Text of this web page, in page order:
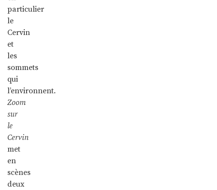
particulier
le
Cervin
et
les
sommets
qui
l’environnent.
Zoom
sur
le
Cervin
met
en
scènes
deux